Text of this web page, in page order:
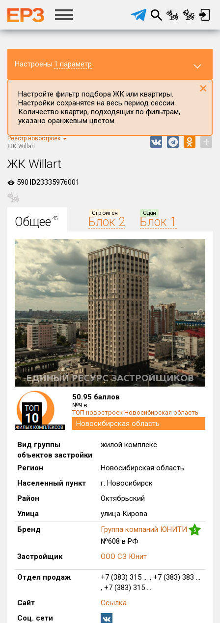
Настроены 1 параметр
Регион ЖК
Все
Населённый пункт
Все
Район в городе
Все
₽/м² млн ₽
Цена
от до
Общая площадь, м²
от до
Срок сдачи
от до
Вид объекта
Кол-во комнат
Только новые
от до
с продажами
Найдено:
Многоквартирных домов
Блокированных домов
Настройте фильтр подбора ЖК или квартиры.
Настройки сохранятся на весь период сессии.
Количество квартир, подходящих по фильтрам,
указано оранжевым цветом.
×
Реестр новостроек
ЖК Willart
+
ЖК Willart
590 ID23335976001
Общее45
Строится
Блок 2
Сдан
Блок 1
50.95 баллов
№9 в
ТОП новостроек Новосибирская область
Новосибирская область
Вид группы
объектов застройки
жилой комплекс
Регион
Новосибирская область
Населенный пункт
г. Новосибирск
Район
Октябрьский
Улица
улица Кирова
Бренд
Группа компаний ЮНИТИ 5
№608 в РФ
Застройщик
ООО СЗ Юнит
Отдел продаж
+7 (383) 315 ... , +7 (383) 383 ...
, +7 (383) 315 ...
Сайт
Ссылка
Соц. сети